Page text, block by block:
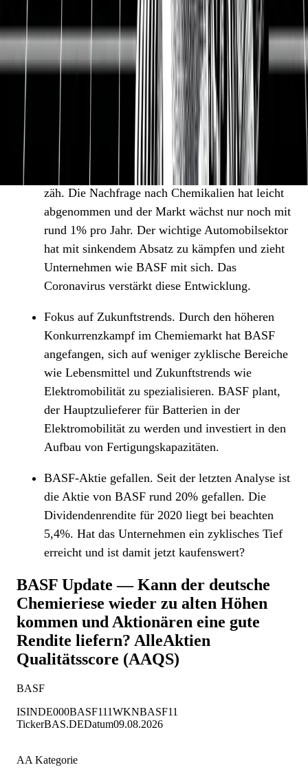
Chemieriese aus Deutschland. BASF ist eines
der größten Chemieunternehmen der Welt und
stellt in sechs verschiedenen Segmenten
Chemikalien für die weltweite Industrie her.
BASFs Chemikalien finden sich zum Beispiel in
Lebensmitteln, Autos, Einkaufstüten,
Waschmitteln oder Pflanzenschutzmitteln wieder.
Konjunktureinbruch trifft Chemiebranche. Die
letzten Jahre waren für die Chemiebranche recht
zäh. Die Nachfrage nach Chemikalien hat leicht
abgenommen und der Markt wächst nur noch mit
rund 1% pro Jahr. Der wichtige Automobilsektor
hat mit sinkendem Absatz zu kämpfen und zieht
Unternehmen wie BASF mit sich. Das
Coronavirus verstärkt diese Entwicklung.
Fokus auf Zukunftstrends. Durch den höheren
Konkurrenzkampf im Chemiemarkt hat BASF
angefangen, sich auf weniger zyklische Bereiche
wie Lebensmittel und Zukunftstrends wie
Elektromobilität zu spezialisieren. BASF plant,
der Hauptzulieferer für Batterien in der
Elektromobilität zu werden und investiert in den
Aufbau von Fertigungskapazitäten.
BASF-Aktie gefallen. Seit der letzten Analyse ist
die Aktie von BASF rund 20% gefallen. Die
Dividendenrendite für 2020 liegt bei beachten
5,4%. Hat das Unternehmen ein zyklisches Tief
erreicht und ist damit jetzt kaufenswert?
BASF Update — Kann der deutsche
Chemieriese wieder zu alten Höhen
kommen und Aktionären eine gute
Rendite liefern? AlleAktien
Qualitätsscore (AAQS)
BASF
ISINDE000BASF111WKNBASF11
TickerBAS.DEDatum09.08.2026
AA Kategorie